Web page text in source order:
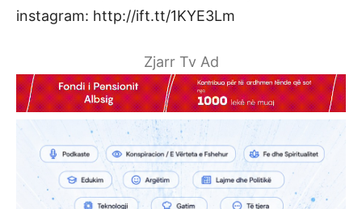
instagram: http://ift.tt/1KYE3Lm
Zjarr Tv Ad